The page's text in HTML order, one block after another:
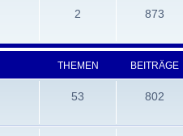
2 873
THEMEN BEITRÄGE
53 802